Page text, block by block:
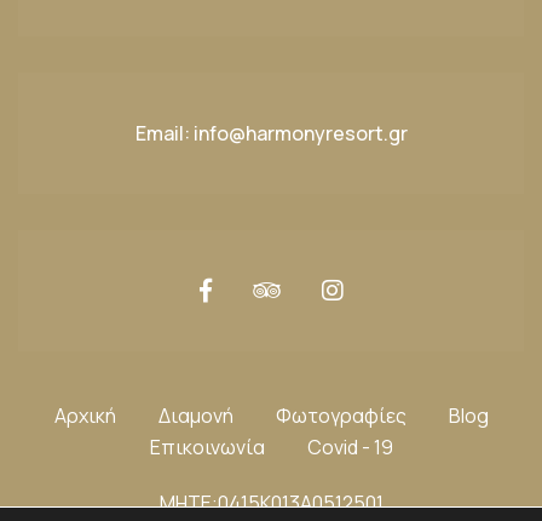
Email: info@harmonyresort.gr
Αρχική Διαμονή Φωτογραφίες
Blog
Επικοινωνία
Covid - 19
ΜΗΤΕ:0415K013A0512501